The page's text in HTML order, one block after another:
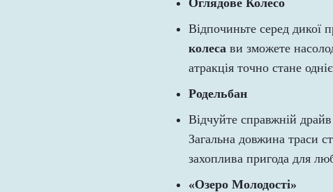
Оглядове Колесо
Відпочиньте серед дикої
колеса ви зможете
атракція точно стане
Родельбан
Відчуйте справжній
Загальна довжина траси
захоплива пригода для
«Озеро Молодості»